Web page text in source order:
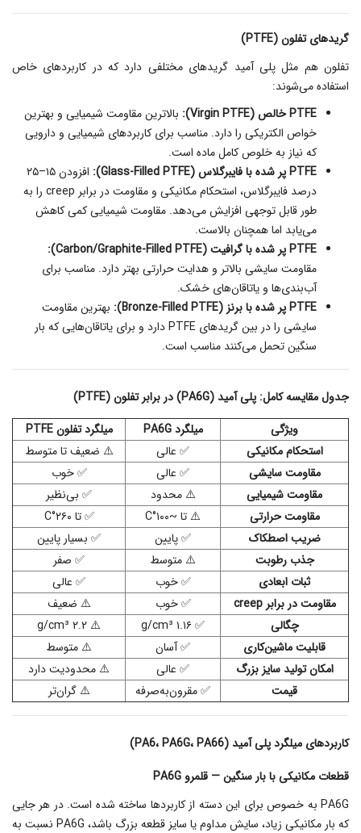
گریدهای تفلون (PTFE)
تفلون هم مثل پلی آمید گریدهای مختلفی دارد که در کاربردهای خاص
استفاده می‌شوند:
PTFE خالص (Virgin PTFE):
بالاترین مقاومت شیمیایی و بهترین
خواص الکتریکی را دارد. مناسب برای کاربردهای شیمیایی و دارویی
که نیاز به خلوص کامل ماده است.
PTFE پر شده با فایبرگلاس (Glass-Filled PTFE):
افزودن ۱۵–۲۵
درصد فایبرگلاس، استحکام مکانیکی و مقاومت در برابر creep را به
طور قابل توجهی افزایش می‌دهد. مقاومت شیمیایی کمی کاهش
می‌یابد اما همچنان بالاست.
PTFE پر شده با گرافیت (Carbon/Graphite-Filled PTFE):
مقاومت سایشی بالاتر و هدایت حرارتی بهتر دارد. مناسب برای
آب‌بندی‌ها و یاتاقان‌های خشک.
PTFE پر شده با برنز (Bronze-Filled PTFE):
بهترین مقاومت
سایشی را در بین گریدهای PTFE دارد و برای یاتاقان‌هایی که بار
سنگین تحمل می‌کنند مناسب است.
جدول مقایسه کامل: پلی آمید (PA6G) در برابر تفلون (PTFE)
ویژگی
میلگرد PA6G
میلگرد تفلون PTFE
استحکام مکانیکی
✅ عالی
⚠️ ضعیف تا متوسط
مقاومت سایشی
✅ عالی
✅ خوب
مقاومت شیمیایی
⚠️ محدود
✅ بی‌نظیر
مقاومت حرارتی
⚠️ تا ~۱۰۰°C
✅ تا ۲۶۰°C
ضریب اصطکاک
✅ پایین
✅ بسیار پایین
جذب رطوبت
⚠️ متوسط
✅ صفر
ثبات ابعادی
✅ خوب
✅ عالی
مقاومت در برابر creep
✅ خوب
⚠️ ضعیف
چگالی
✅ ۱.۱۶ g/cm³
⚠️ ۲.۲ g/cm³
قابلیت ماشین‌کاری
✅ آسان
⚠️ متوسط
امکان تولید سایز بزرگ
✅ عالی
⚠️ محدودیت دارد
قیمت
✅ مقرون‌به‌صرفه ⚠️ گران‌تر
کاربردهای میلگرد پلی آمید (PA6، PA6G، PA66)
قطعات مکانیکی با بار سنگین — قلمرو PA6G
PA6G به خصوص برای این دسته از کاربردها ساخته شده است. در هر جایی
که بار مکانیکی زیاد، سایش مداوم یا سایز قطعه بزرگ باشد، PA6G نسبت به